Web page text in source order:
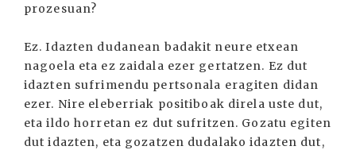
prozesuan?
Ez. Idazten dudanean badakit neure etxean
nagoela eta ez zaidala ezer gertatzen. Ez dut
idazten sufrimendu pertsonala eragiten didan
ezer. Nire eleberriak positiboak direla uste dut,
eta ildo horretan ez dut sufritzen. Gozatu egiten
dut idazten, eta gozatzen dudalako idazten dut,